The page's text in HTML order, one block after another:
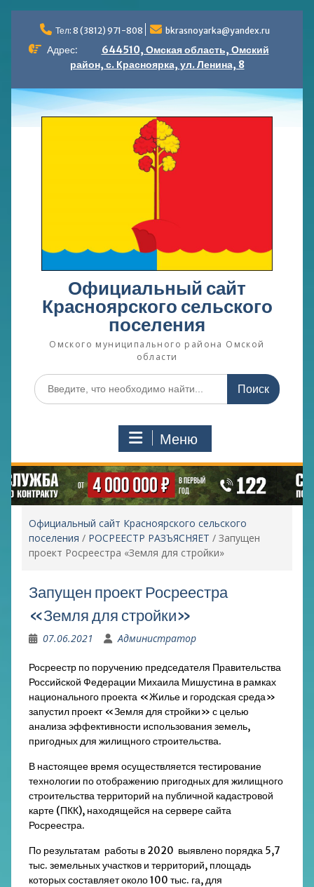
содержимому
Тел: 8 (3812) 971-808 bkrasnoyarka@yandex.ru
Адрес:
644510, Омская область, Омский
район, с. Красноярка, ул. Ленина, 8
Официальный сайт
Красноярского сельского
поселения
Омского муниципального района Омской
области
Поиск
по:
Меню
Официальный сайт Красноярского сельского
поселения / РОСРЕЕСТР РАЗЪЯСНЯЕТ / Запущен
проект Росреестра «Земля для стройки»
Запущен проект Росреестра
«Земля для стройки»
07.06.2021 Администратор
Росреестр по поручению председателя Правительства
Российской Федерации Михаила Мишустина в рамках
национального проекта «Жилье и городская среда»
запустил проект «Земля для стройки» с целью
анализа эффективности использования земель,
пригодных для жилищного строительства.
В настоящее время осуществляется тестирование
технологии по отображению пригодных для жилищного
строительства территорий на публичной кадастровой
карте (ПКК), находящейся на сервере сайта
Росреестра.
По результатам работы в 2020 выявлено порядка 5,7
тыс. земельных участков и территорий, площадь
которых составляет около 100 тыс. га, для